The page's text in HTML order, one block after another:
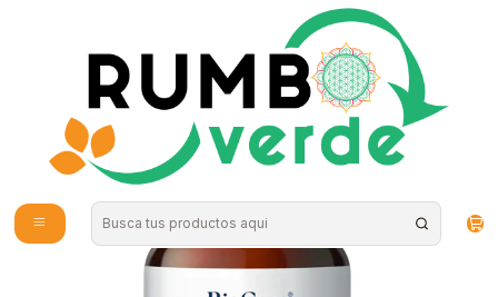
Envío gratis por compras sobre los 59.990 en la provincia de Santiago
Probióticos y Digestión
Probióticos BioAcidophilus 20 billones 120 cápsulas Biocare